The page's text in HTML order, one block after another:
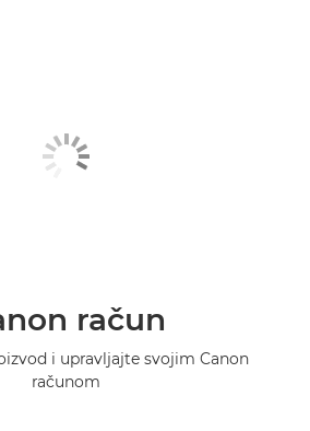
račun
i upravljajte svojim Canon
računom